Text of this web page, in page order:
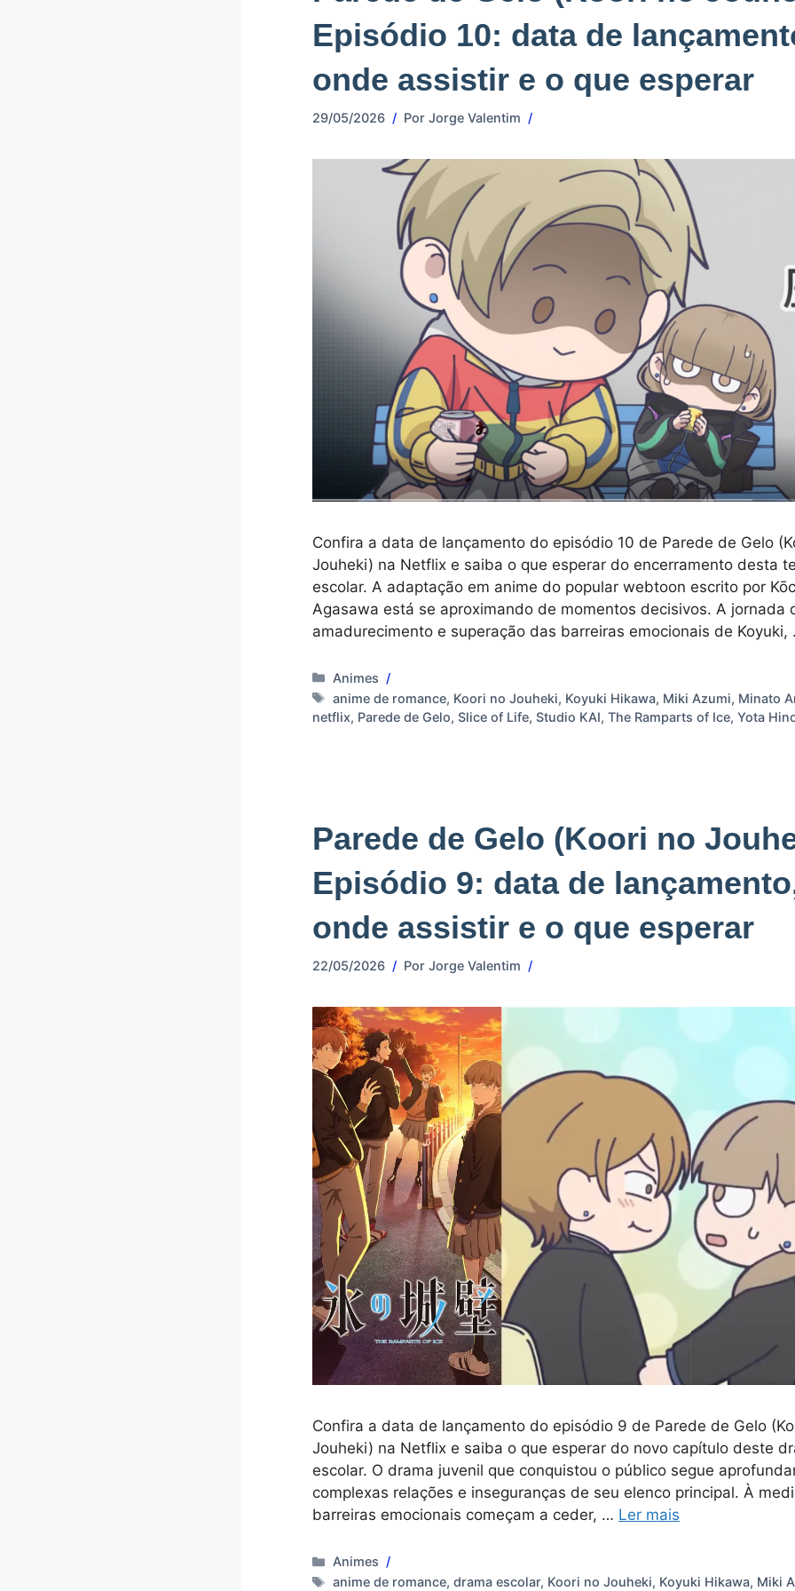
Episódio 10: data de
onde assistir e o que esperar
29/05/2026 Por Jorge Valentim
Confira a data de lançamento do episódio 10 de Parede de Gelo
Jouheki) na Netflix e saiba o que esperar do encerramento desta
escolar. A adaptação em anime do popular webtoon escrito por
Agasawa está se aproximando de momentos decisivos. A jornada
amadurecimento e superação das barreiras emocionais de
Categorias
Animes
Tags
anime de romance, Koori no Jouheki, Koyuki Hikawa, Miki Azumi, Minato
netflix, Parede de Gelo, Slice of Life, Studio KAI, The Ramparts of Ice, Yota
Parede de Gelo (Koori no
Episódio 9: data de
onde assistir e o que esperar
22/05/2026 Por Jorge Valentim
Confira a data de lançamento do episódio 9 de Parede de Gelo
Jouheki) na Netflix e saiba o que esperar do novo capítulo deste
escolar. O drama juvenil que conquistou o público segue
complexas relações e inseguranças de seu elenco principal. À
barreiras emocionais começam a ceder, … Ler mais
Categorias
Animes
Tags
anime de romance,drama escolar, Koori no Jouheki, Koyuki Hikawa, Miki